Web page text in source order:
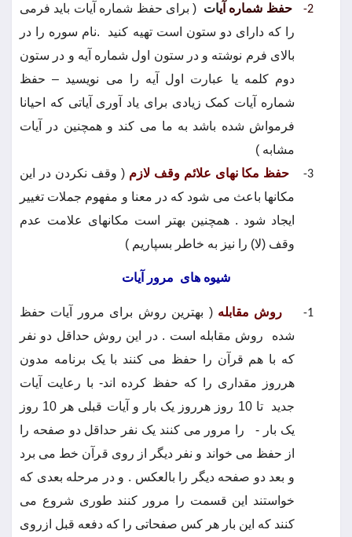
2- حفظ شماره آیات ( برای حفظ شماره آیات باید فرمی
را که دارای دو ستون است تهیه کنید
.نام سوره را در
بالای فرم نوشته و در ستون اول شماره آیه و در ستون
دوم کلمه یا عبارت اول آیه را می نویسید – حفظ
شماره آیات کمک زیادی برای یاد آوری آیاتی که احیانا
فرمواش شده باشد به ما می کند و همچنین در آیات
مشابه )
3- حفظ مکا نهای علائم وقف لازم ( وقف نکردن در این
مکانها باعث می شود که در معنا و مفهوم جملات تغییر
ایجاد شود . همچنین بهتر است مکانهای علامت عدم
وقف (لا) را نیز به خاطر بسپاریم )
شیوه های مرور آیات
1- روش مقابله ( بهترین روش برای مرور آیات حفظ
شده
روش مقابله است . در این روش حداقل دو نفر
که با هم قرآن را حفظ می کنند با یک برنامه مدون
هرروز مقداری را که حفظ کرده اند- با رعایت آیات
جدید
تا 10 روز هرروز یک بار و آیات قبلی هر 10 روز
یک بار -
را مرور می کنند یک نفر حداقل دو صفحه را
از حفظ می خواند و نفر دیگر از روی قرآن خط می برد
و بعد دو صفحه دیگر را بالعکس . و در مرحله بعدی که
خواستند این قسمت را مرور کنند طوری شروع می
کنند که این بار هر کس صفحاتی را که دفعه قبل ازروی